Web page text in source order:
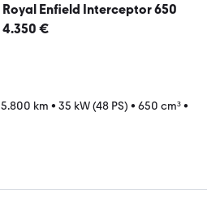
Royal Enfield Interceptor 650
4.350 €
5.800 km • 35 kW (48 PS) • 650 cm³•